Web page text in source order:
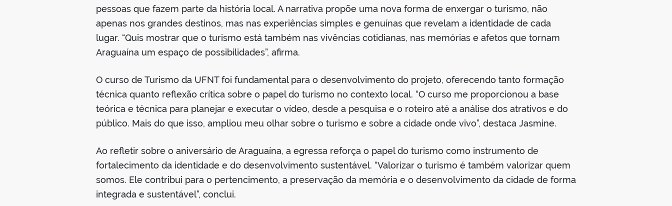
pessoas que fazem parte da história local. A narrativa propõe uma nova forma de enxergar o turismo, não
apenas nos grandes destinos, mas nas experiências simples e genuínas que revelam a identidade de cada
lugar. “Quis mostrar que o turismo está também nas vivências cotidianas, nas memórias e afetos que tornam
Araguaína um espaço de possibilidades”, afirma.
O curso de Turismo da UFNT foi fundamental para o desenvolvimento do projeto, oferecendo tanto formação
técnica quanto reflexão crítica sobre o papel do turismo no contexto local. “O curso me proporcionou a base
teórica e técnica para planejar e executar o vídeo, desde a pesquisa e o roteiro até a análise dos atrativos e do
público. Mais do que isso, ampliou meu olhar sobre o turismo e sobre a cidade onde vivo”, destaca Jasmine.
Ao refletir sobre o aniversário de Araguaína, a egressa reforça o papel do turismo como instrumento de
fortalecimento da identidade e do desenvolvimento sustentável. “Valorizar o turismo é também valorizar quem
somos. Ele contribui para o pertencimento, a preservação da memória e o desenvolvimento da cidade de forma
integrada e sustentável”, conclui.